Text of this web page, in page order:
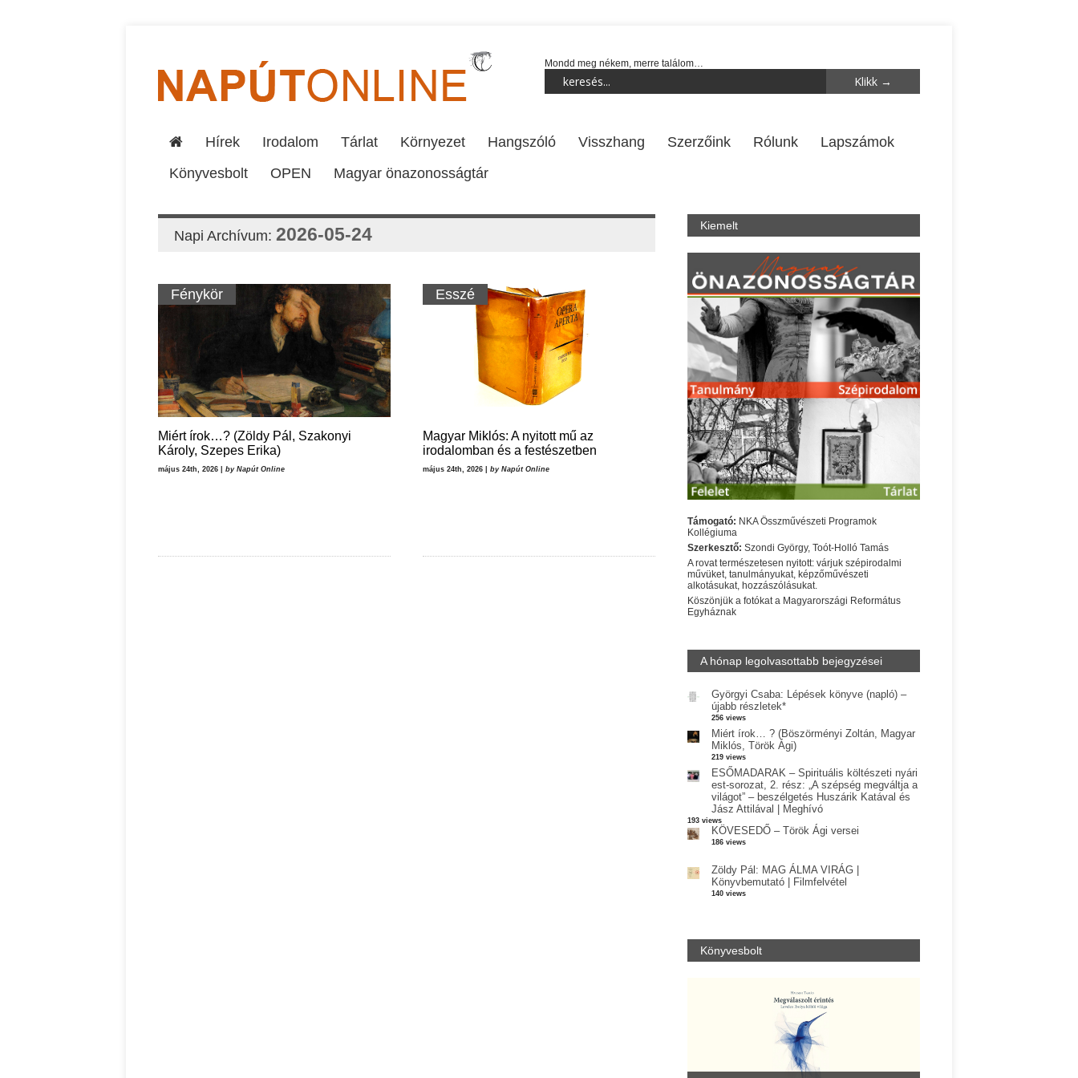
Mondd meg nékem, merre találom…
Hírek Irodalom Tárlat Környezet Hangszóló Visszhang Szerzőink Rólunk
Lapszámok
Könyvesbolt
OPEN Magyar önazonosságtár
Napi Archívum: 2026-05-24
Fénykör
Miért írok…? (Zöldy Pál, Szakonyi
Károly, Szepes Erika)
május 24th, 2026 | by Napút Online
Esszé
Magyar Miklós: A nyitott mű az
irodalomban és a festészetben
május 24th, 2026 | by Napút Online
Kiemelt
Támogató: NKA Összművészeti Programok
Kollégiuma
Szerkesztő: Szondi György, Toót-Holló Tamás
A rovat természetesen nyitott: várjuk szépirodalmi
művüket, tanulmányukat, képzőművészeti
alkotásukat, hozzászólásukat.
Köszönjük a fotókat a Magyarországi Református
Egyháznak
A hónap legolvasottabb bejegyzései
Györgyi Csaba: Lépések könyve (napló) –
újabb részletek*
256 views
Miért írok… ? (Böszörményi Zoltán, Magyar
Miklós, Török Ági)
219 views
ESŐMADARAK – Spirituális költészeti nyári
est-sorozat, 2. rész: „A szépség megváltja a
világot” – beszélgetés Huszárik Katával és
Jász Attilával | Meghívó
193 views
KÖVESEDŐ – Török Ági versei
186 views
Zöldy Pál: MAG ÁLMA VIRÁG |
Könyvbemutató | Filmfelvétel
140 views
Könyvesbolt